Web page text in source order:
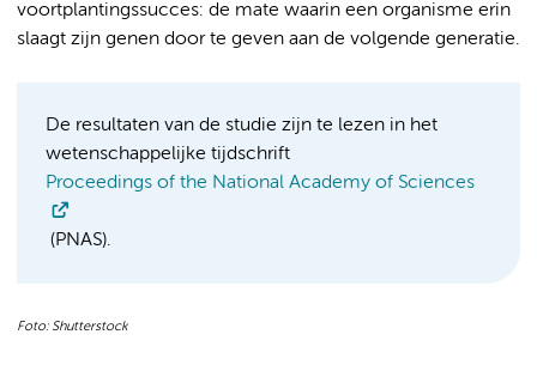
voortplantingssucces: de mate waarin een organisme erin
slaagt zijn genen door te geven aan de volgende generatie.
De resultaten van de studie zijn te lezen in het
wetenschappelijke tijdschrift
Proceedings of the National Academy of Sciences
(PNAS).
Foto: Shutterstock